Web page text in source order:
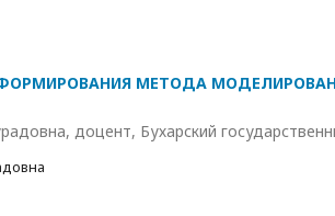
МЕТОДА
доцент, Бухарский